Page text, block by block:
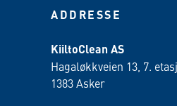
ADDRESSE
KiiltoClean AS
Hagaløkkveien 13, 7.
1383 Asker